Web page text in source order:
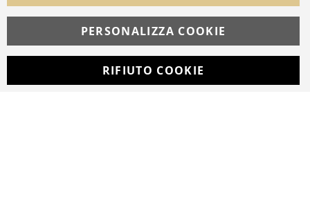
© Copyright MAV Arreda s.r.l. | P.IVA IT05919160969
Via Galileo Galilei, 14 | Milano
PERSONALIZZA COOKIE
RIFIUTO COOKIE